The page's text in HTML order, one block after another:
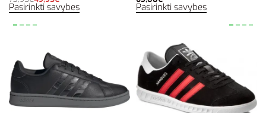
Pasirinkti savybes Pasirinkti savybes